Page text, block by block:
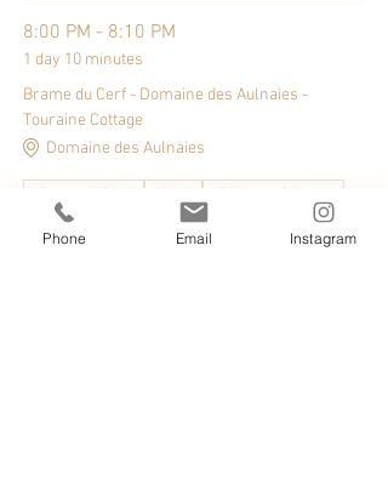
8:00 PM - 8:10 PM
1 day 10 minutes
Brame du Cerf - Domaine des Aulnaies -
Touraine Cottage
Domaine des Aulnaies
Séjour en Touraine
Touraine Cottage
Phone Email Instagram